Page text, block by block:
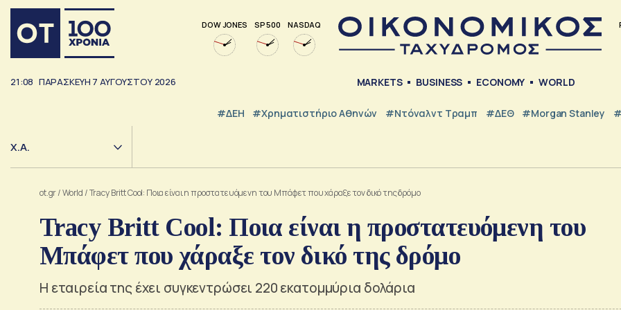
DOW JONES SP 500 NASDAQ
21:08 ΠΑΡΑΣΚΕΥΉ 7 ΑΥΓΟΎΣΤΟΥ 2026 MARKETS BUSINESS ECONOMY WORLD
#ΔΕΗ #Χρηματιστήριο Αθηνών #Ντόναλντ Τραμπ #ΔΕΘ #Morgan Stanley
Χ.Α.
ot.gr/World /Tracy Britt Cool: Ποια είναι η προστατευόμενη του Μπάφετ που χάραξε τον δικό της δρόμο
Tracy Britt Cool: Ποια είναι η προστατευόμενη του
Μπάφετ που χάραξε τον δικό της δρόμο
Η εταιρεία της έχει συγκεντρώσει 220 εκατομμύρια δολάρια